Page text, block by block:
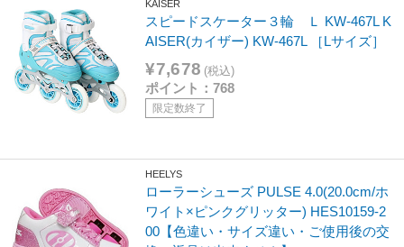
KAISER
スピードスケーター３輪 Ｌ KW-467L K
AISER(カイザー) KW-467L ［Lサイズ］
¥7,678 (税込)
ポイント：768
限定数終了
HEELYS
ローラーシューズ PULSE 4.0(20.0cm/ホ
ワイト×ピンクグリッター) HES10159-2
00【色違い・サイズ違い・ご使用後の交